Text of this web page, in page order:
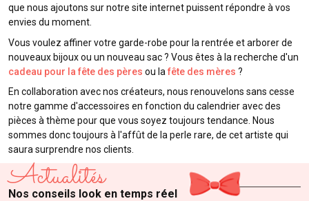
que nous ajoutons sur notre site internet puissent répondre à vos
envies du moment.
Vous voulez affiner votre garde-robe pour la rentrée et arborer de
nouveaux bijoux ou un nouveau sac ? Vous êtes à la recherche d'un
cadeau pour la fête des pères ou la fête des mères ?
En collaboration avec nos créateurs, nous renouvelons sans cesse
notre gamme d'accessoires en fonction du calendrier avec des
pièces à thème pour que vous soyez toujours tendance. Nous
sommes donc toujours à l'affût de la perle rare, de cet artiste qui
saura surprendre nos clients.
Actualités
Nos conseils look en temps réel